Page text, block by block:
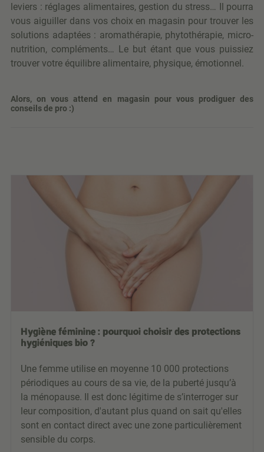
leviers : réglages alimentaires, gestion du stress… Il pourra
vous aiguiller dans vos choix en magasin pour trouver les
solutions adaptées : aromathérapie, phytothérapie, micro-
nutrition, compléments… Le but étant que vous puissiez
trouver votre équilibre alimentaire, physique, émotionnel.
Alors, on vous attend en magasin pour vous prodiguer des
conseils de pro :)
Hygiène féminine : pourquoi choisir des protections
hygiéniques bio ?
Une femme utilise en moyenne 10 000 protections
périodiques au cours de sa vie, de la puberté jusqu’à
la ménopause. Il est donc légitime de s’interroger sur
leur composition, d'autant plus quand on sait qu'elles
sont en contact direct avec une zone particulièrement
sensible du corps.